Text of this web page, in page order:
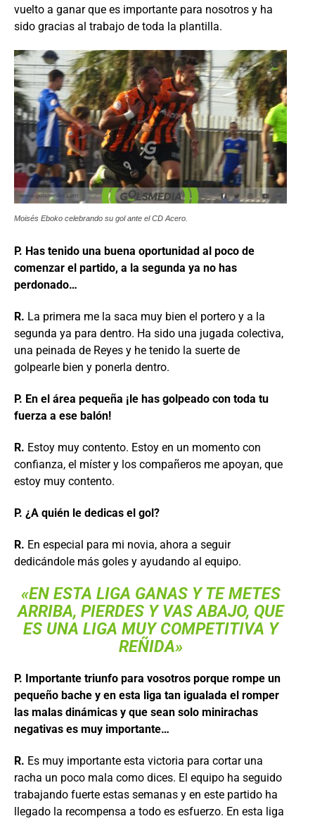
vuelto a ganar que es importante para nosotros y ha
sido gracias al trabajo de toda la plantilla.
Moisés Eboko celebrando su gol ante el CD Acero.
P. Has tenido una buena oportunidad al poco de
comenzar el partido, a la segunda ya no has
perdonado…
R. La primera me la saca muy bien el portero y a la
segunda ya para dentro. Ha sido una jugada colectiva,
una peinada de Reyes y he tenido la suerte de
golpearle bien y ponerla dentro.
P. En el área pequeña ¡le has golpeado con toda tu
fuerza a ese balón!
R. Estoy muy contento. Estoy en un momento con
confianza, el míster y los compañeros me apoyan, que
estoy muy contento.
P. ¿A quién le dedicas el gol?
R. En especial para mi novia, ahora a seguir
dedicándole más goles y ayudando al equipo.
«EN ESTA LIGA GANAS Y TE METES
ARRIBA, PIERDES Y VAS ABAJO, QUE
ES UNA LIGA MUY COMPETITIVA Y
REÑIDA»
P. Importante triunfo para vosotros porque rompe un
pequeño bache y en esta liga tan igualada el romper
las malas dinámicas y que sean solo minirachas
negativas es muy importante…
R. Es muy importante esta victoria para cortar una
racha un poco mala como dices. El equipo ha seguido
trabajando fuerte estas semanas y en este partido ha
llegado la recompensa a todo es esfuerzo. En esta liga